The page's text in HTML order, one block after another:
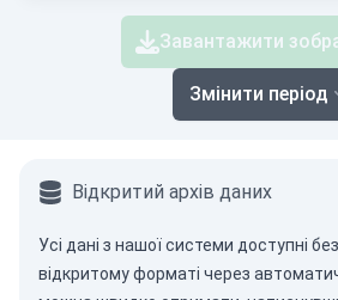
Завантажити
Змінити період
Відкритий архів даних
Усі дані з нашої системи доступні
відкритому форматі через